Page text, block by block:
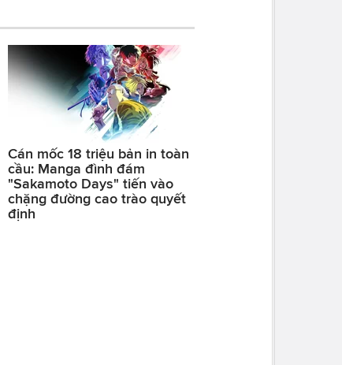
Cán mốc 18 triệu bản in toàn
cầu: Manga đình đám
"Sakamoto Days" tiến vào
chặng đường cao trào quyết
định